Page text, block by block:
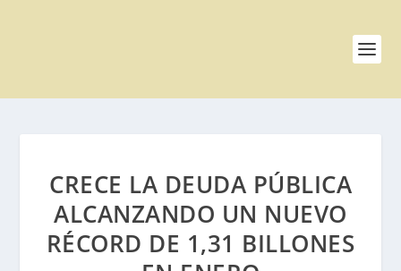
CRECE LA DEUDA PÚBLICA
ALCANZANDO UN NUEVO
RÉCORD DE 1,31 BILLONES